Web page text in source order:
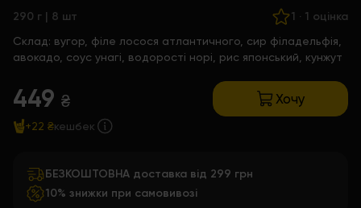
290 г | 8 шт 1 · 1 оцінка
Склад: вугор, філе лосося атлантичного, сир філадельфія,
авокадо, соус унагі, водорості норі, рис японський, кунжут
449 ₴ Хочу
+22 ₴кешбек
БЕЗКОШТОВНА доставка від 299 грн
10% знижки при самовивозі